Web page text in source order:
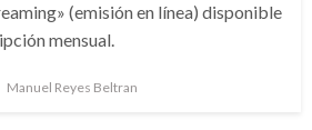
(emisión en línea) disponible
mensual.
Manuel Reyes Beltran